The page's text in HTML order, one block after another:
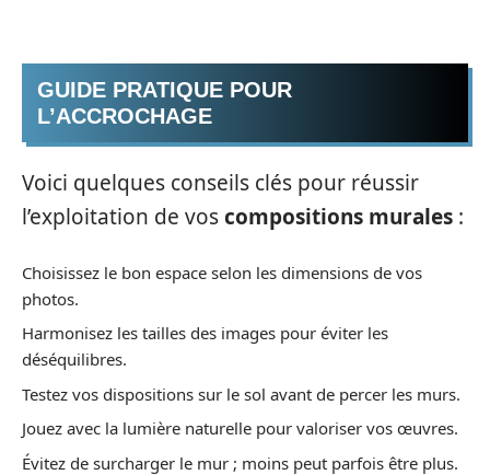
GUIDE PRATIQUE POUR
L’ACCROCHAGE
Voici quelques conseils clés pour réussir
l’exploitation de voscompositions murales :
Choisissez le bon espace selon les dimensions de vos
photos.
Harmonisez les tailles des images pour éviter les
déséquilibres.
Testez vos dispositions sur le sol avant de percer les murs.
Jouez avec la lumière naturelle pour valoriser vos œuvres.
Évitez de surcharger le mur ; moins peut parfois être plus.